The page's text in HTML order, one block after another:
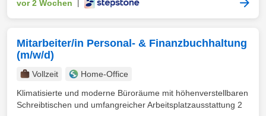
vor 2 Wochen
Mitarbeiter/in Personal- & Finanzbuchhaltung
(m/w/d)
Vollzeit
Home-Office
Klimatisierte und moderne Büroräume mit höhenverstellbaren
Schreibtischen und umfangreicher Arbeitsplatzausstattung 2